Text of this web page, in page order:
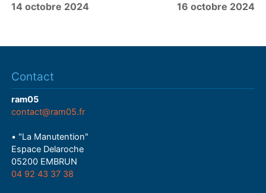
14 octobre 2024 16 octobre 2024
Contact
ram05
contact@ram05.fr
• "La Manutention"
Espace Delaroche
05200 EMBRUN
04 92 43 37 38